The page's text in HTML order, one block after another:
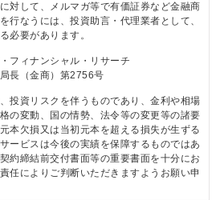
シス）は今後、このニュース
ていきます。
さい。
するメルマガ内容を一部省略
対して、メルマガ等で有価証券など金融商
行なうには、投資助言・代理業者として、
必要があります。
フィナンシャル・リサーチ
長（金商）第2756号
投資リスクを伴うものであり、金利や相場
の変動、国の情勢、法令等の変更等の諸要
本欠損又は当初元本を超える損失が生ずる
ービスは今後の実績を保障するものではあ
約締結前交付書面等の重要書面を十分にお
任によりご判断いただきますようお願い申